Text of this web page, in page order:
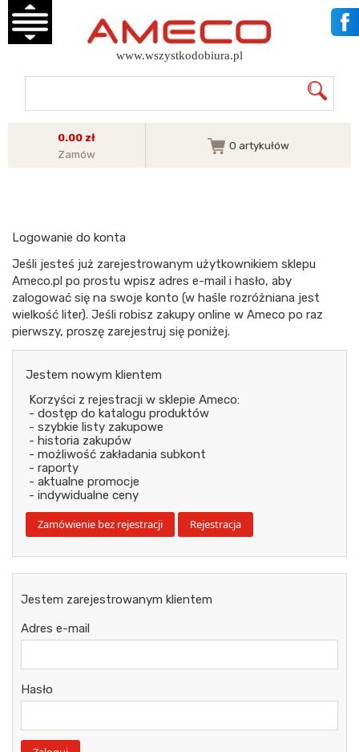
www.wszystkodobiura.pl
0.00 zł
Zamów
0 artykułów
Logowanie do konta
Jeśli jesteś już zarejestrowanym użytkownikiem sklepu
Ameco.pl po prostu wpisz adres e-mail i hasło, aby
zalogować się na swoje konto (w haśle rozróżniana jest
wielkość liter). Jeśli robisz zakupy online w Ameco po raz
pierwszy, proszę zarejestruj się poniżej.
Jestem nowym klientem
Korzyści z rejestracji w sklepie Ameco:
- dostęp do katalogu produktów
- szybkie listy zakupowe
- historia zakupów
- możliwość zakładania subkont
- raporty
- aktualne promocje
- indywidualne ceny
Jestem zarejestrowanym klientem
Adres e-mail
Hasło